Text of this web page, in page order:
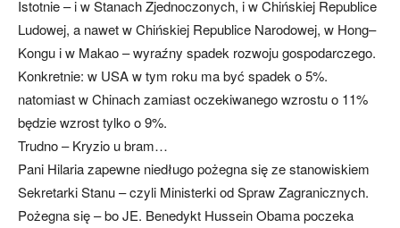
Istotnie – i w Stanach Zjednoczonych, i w Chińskiej Republice
Ludowej, a nawet w Chińskiej Republice Narodowej, w Hong–
Kongu i w Makao – wyraźny spadek rozwoju gospodarczego.
Konkretnie: w USA w tym roku ma być spadek o 5%.
natomiast w Chinach zamiast oczekiwanego wzrostu o 11%
będzie wzrost tylko o 9%.
Trudno – Kryzio u bram…
Pani Hilaria zapewne niedługo pożegna się ze stanowiskiem
Sekretarki Stanu – czyli Ministerki od Spraw Zagranicznych.
Pożegna się – bo JE. Benedykt Hussein Obama poczeka